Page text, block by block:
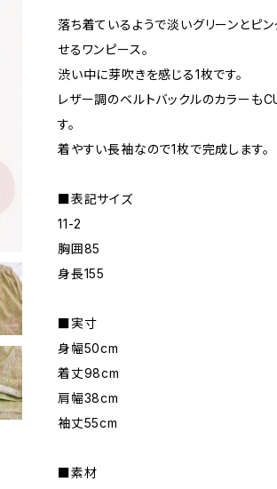
落ち着ているようで淡いグリーンとピ
せるワンピース。
渋い中に芽吹きを感じる1枚です。
レザー調のベルトバックルのカラーも
す。
着やすい長袖なので1枚で完成します。
■表記サイズ
11-2
胸囲85
身長155
■実寸
身幅50cm
着丈98cm
肩幅38cm
袖丈55cm
■素材